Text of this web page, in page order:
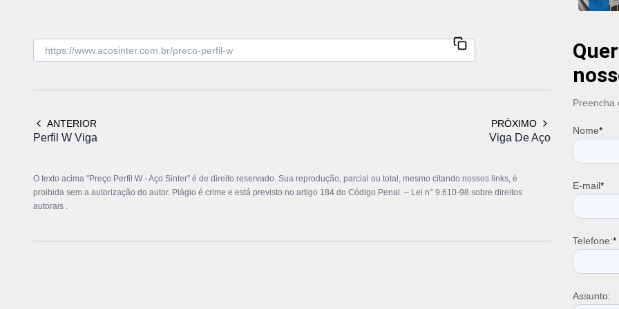
ANTERIOR
Perfil W Viga
PRÓXIMO
Viga De Aço
O texto acima "Preço Perfil W - Aço Sinter" é de direito reservado. Sua reprodução, parcial ou total, mesmo citando nossos links, é
proibida sem a autorização do autor. Plágio é crime e está previsto no artigo 184 do Código Penal. – Lei n° 9.610-98 sobre direitos
autorais .
Tubo
Tubo
Tubo
Tubo
Tubo
Tubos
Viga de
Viga de
Viga de
Viga de
Viga
Viga H
Preencha
Nome*
E-mail*
Telefone:*
Assunto: